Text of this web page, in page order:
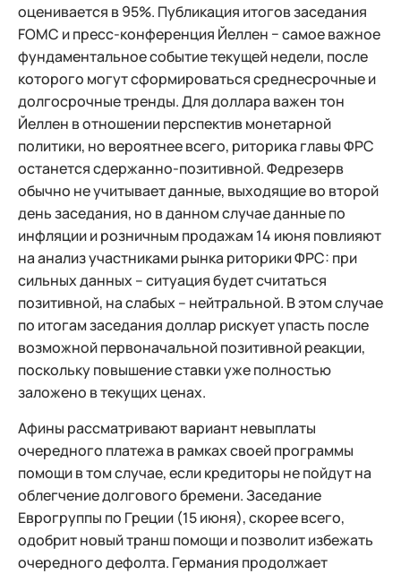
оценивается в 95%. Публикация итогов заседания
FOMC и пресс-конференция Йеллен − самое важное
фундаментальное событие текущей недели, после
которого могут сформироваться среднесрочные и
долгосрочные тренды. Для доллара важен тон
Йеллен в отношении перспектив монетарной
политики, но вероятнее всего, риторика главы ФРС
останется сдержанно-позитивной. Федрезерв
обычно не учитывает данные, выходящие во второй
день заседания, но в данном случае данные по
инфляции и розничным продажам 14 июня повлияют
на анализ участниками рынка риторики ФРС: при
сильных данных – ситуация будет считаться
позитивной, на слабых – нейтральной. В этом случае
по итогам заседания доллар рискует упасть после
возможной первоначальной позитивной реакции,
поскольку повышение ставки уже полностью
заложено в текущих ценах.
Афины рассматривают вариант невыплаты
очередного платежа в рамках своей программы
помощи в том случае, если кредиторы не пойдут на
облегчение долгового бремени. Заседание
Еврогруппы по Греции (15 июня), скорее всего,
одобрит новый транш помощи и позволит избежать
очередного дефолта. Германия продолжает